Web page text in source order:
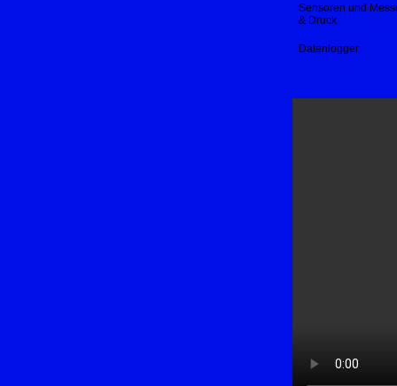
Sensoren und
& Druck
Datenlogger